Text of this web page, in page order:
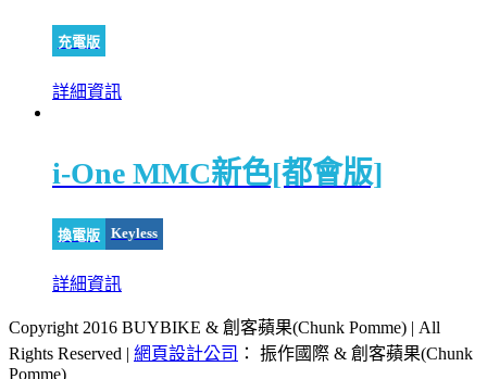
充電版
詳細資訊
i-One MMC新色[都會版]
換電版 Keyless
詳細資訊
Copyright 2016 BUYBIKE & 創客蘋果(Chunk Pomme) | All
Rights Reserved | 網頁設計公司 ： 振作國際 & 創客蘋果(Chunk
Pomme)